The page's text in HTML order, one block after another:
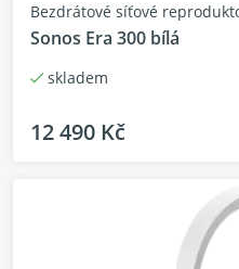
Bezdrátové síťové
Sonos Era 300 bílá
skladem
12 490 Kč